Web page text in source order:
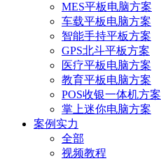
MES平板电脑方案
车载平板电脑方案
智能手持平板方案
GPS北斗平板方案
医疗平板电脑方案
教育平板电脑方案
POS收银一体机方案
掌上迷你电脑方案
案例实力
全部
视频教程